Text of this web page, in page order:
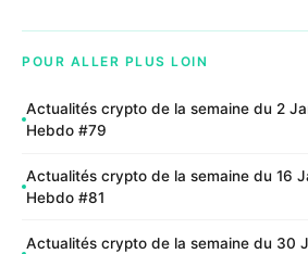
POUR ALLER PLUS LOIN
Actualités crypto de la semaine du 2
Hebdo #79
Actualités crypto de la semaine du 16
Hebdo #81
Actualités crypto de la semaine du 30